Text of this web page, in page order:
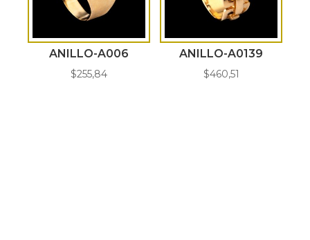
ANILLO-A006
$255,84
ANILLO-A0139
$460,51